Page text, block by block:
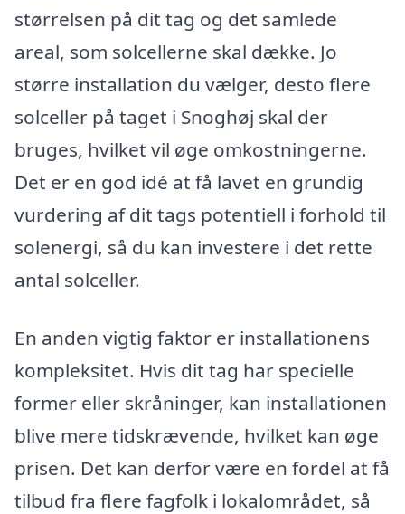
størrelsen på dit tag og det samlede
areal, som solcellerne skal dække. Jo
større installation du vælger, desto flere
solceller på taget i Snoghøj skal der
bruges, hvilket vil øge omkostningerne.
Det er en god idé at få lavet en grundig
vurdering af dit tags potentiell i forhold til
solenergi, så du kan investere i det rette
antal solceller.
En anden vigtig faktor er installationens
kompleksitet. Hvis dit tag har specielle
former eller skråninger, kan installationen
blive mere tidskrævende, hvilket kan øge
prisen. Det kan derfor være en fordel at få
tilbud fra flere fagfolk i lokalområdet, så